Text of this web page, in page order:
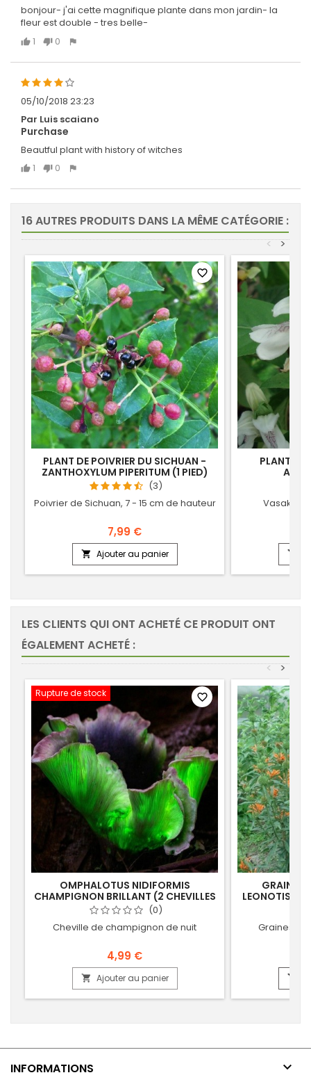
bonjour- j'ai cette magnifique plante dans mon jardin- la
fleur est double - tres belle-
1
0
05/10/2018 23:23
Par Luis scaiano
Purchase
Beautful plant with history of witches
1
0
16 AUTRES PRODUITS DANS LA MÊME CATÉGORIE :
>
<
PLANT DE POIVRIER DU SICHUAN -
ZANTHOXYLUM PIPERITUM (1 PIED)
(3)
Poivrier de Sichuan, 7 - 15 cm de hauteur
7,99 €
 Ajouter au panier
favorite_border
PLANT
Vasaka,

LES CLIENTS QUI ONT ACHETÉ CE PRODUIT ONT
ÉGALEMENT ACHETÉ :
>
<
Rupture de stock
OMPHALOTUS NIDIFORMIS
CHAMPIGNON BRILLANT (2 CHEVILLES
DE MYCELIUM)
(0)
Cheville de champignon de nuit
4,99 €
 Ajouter au panier
favorite_border
GRAINES
LEONOTIS
Graines

INFORMATIONS 